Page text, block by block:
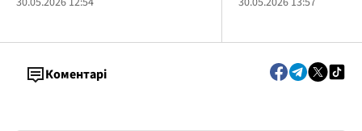
Коментарі